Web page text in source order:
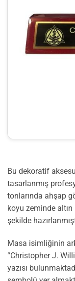
Bu dekoratif
tasarlanmış
tonlarında ahşap
koyu zeminde
şekilde
Masa isimliğinin
“Christopher J.
yazısı